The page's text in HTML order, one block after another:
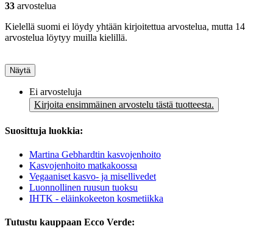
33 arvostelua
Kielellä suomi ei löydy yhtään kirjoitettua arvostelua, mutta 14
arvostelua löytyy muilla kielillä.
Näytä
Ei arvosteluja
Kirjoita ensimmäinen arvostelu tästä tuotteesta.
Suosittuja luokkia:
Martina Gebhardtin kasvojenhoito
Kasvojenhoito matkakoossa
Vegaaniset kasvo- ja misellivedet
Luonnollinen ruusun tuoksu
IHTK - eläinkokeeton kosmetiikka
Tutustu kauppaan Ecco Verde: